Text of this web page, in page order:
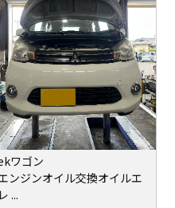
ワゴン
ンジンオイル交換オイルエ
レ ...